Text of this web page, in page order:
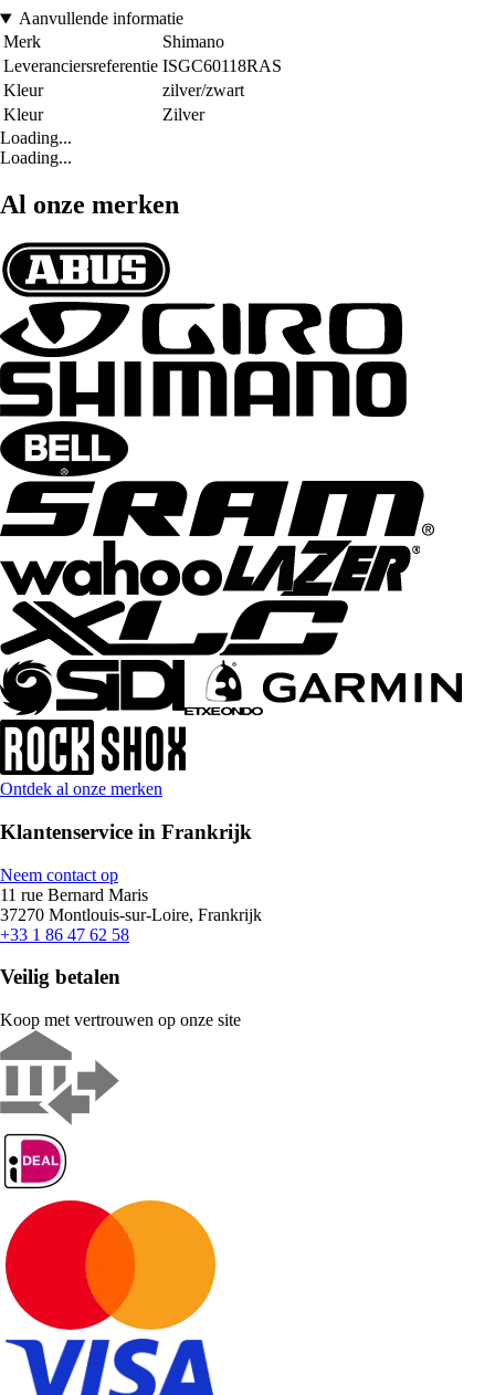
Aanvullende informatie
Merk
Shimano
Leveranciersreferentie ISGC60118RAS
Kleur
zilver/zwart
Kleur
Zilver
Loading...
Loading...
Al onze merken
Ontdek al onze merken
Klantenservice in Frankrijk
Neem contact op
11 rue Bernard Maris
37270 Montlouis-sur-Loire, Frankrijk
+33 1 86 47 62 58
Veilig betalen
Koop met vertrouwen op onze site